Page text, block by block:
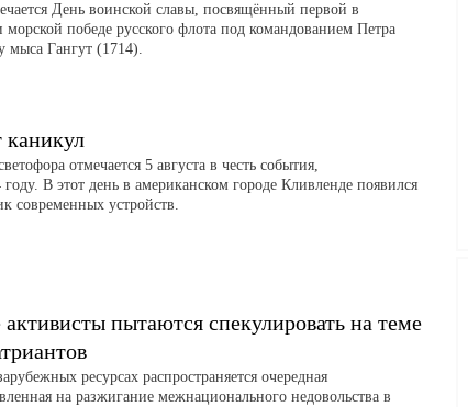
День воинской славы, посвящённый первой в
морской победе русского флота под командованием Петра
мыса Гангут (1714).
каникул
отмечается 5 августа в честь события,
В этот день в американском городе Кливленде появился
современных устройств.
пытаются спекулировать на теме
ресурсах распространяется очередная
на разжигание межнационального недовольства в